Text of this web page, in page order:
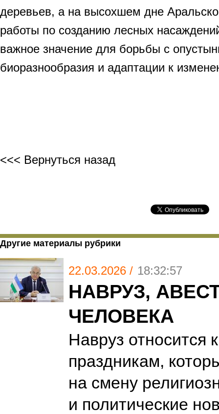
деревьев, а на высохшем дне
работы по созданию лесных
важное значение для борьбы с
биоразнообразия и адаптации к
<<< Вернуться назад
Другие материалы рубрики
22.03.2026 / 18:32:57
НАВРУЗ,
ЧЕЛОВЕКА
Hавруз относится
праздникам,
на смену
и политические